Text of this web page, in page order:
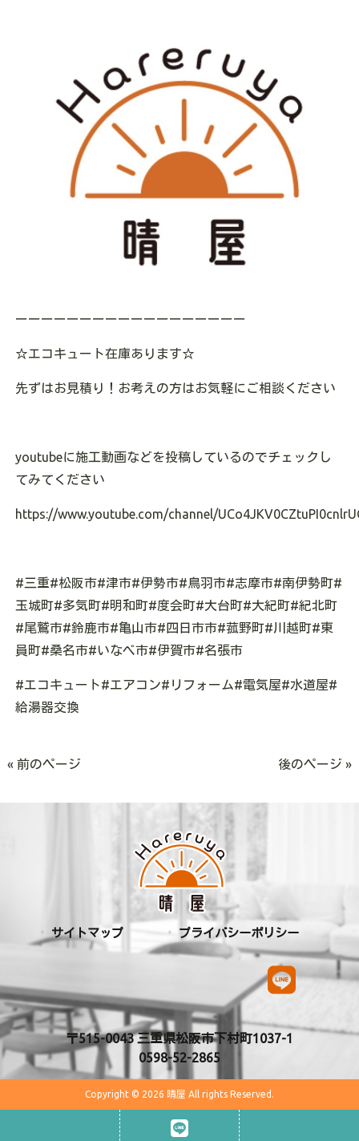
ーーーーーーーーーーーーーーーーーー
☆エコキュート在庫あります☆
先ずはお見積り！お考えの方はお気軽にご相談ください
youtubeに施工動画などを投稿しているのでチェックし
てみてください
https://www.youtube.com/channel/
#三重#松阪市#津市#伊勢市#鳥羽市#志摩市#南伊勢町#
玉城町#多気町#明和町#度会町#大台町#大紀町#紀北町
#尾鷲市#鈴鹿市#亀山市#四日市市#菰野町#川越町#東
員町#桑名市#いなべ市#伊賀市#名張市
#エコキュート#エアコン#リフォーム#電気屋#水道屋#
給湯器交換
« 前のページ 後のページ »
サイトマップ プライバシーポリシー
〒515-0043 三重県松阪市下村町1037-1
0598-52-2865
Copyright © 2026 晴屋 All rights Reserved.